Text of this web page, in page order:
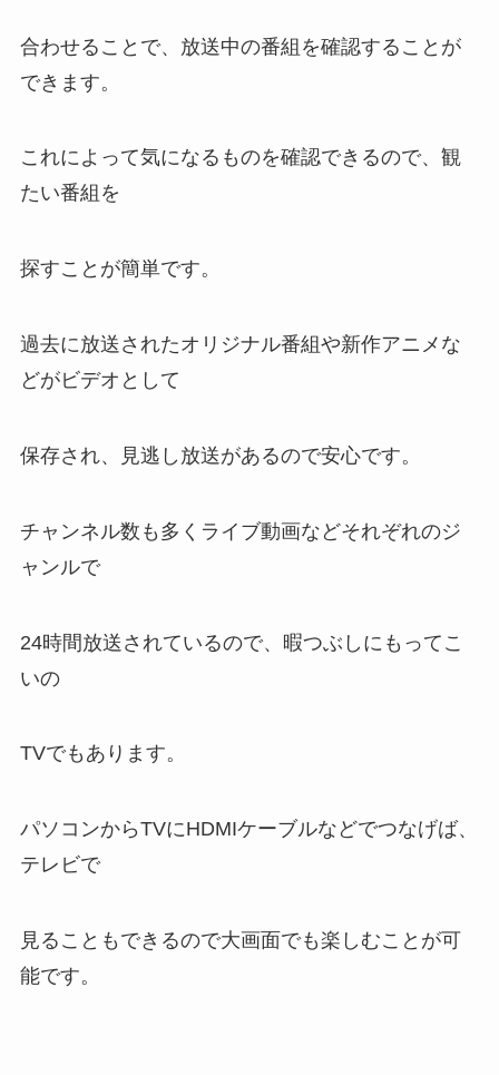
合わせることで、放送中の番組を確認することが
できます。
これによって気になるものを確認できるので、観
たい番組を
探すことが簡単です。
過去に放送されたオリジナル番組や新作アニメな
どがビデオとして
保存され、見逃し放送があるので安心です。
チャンネル数も多くライブ動画などそれぞれのジ
ャンルで
24時間放送されているので、暇つぶしにもってこ
いの
TVでもあります。
パソコンからTVにHDMIケーブルなどでつなげば、
テレビで
見ることもできるので大画面でも楽しむことが可
能です。